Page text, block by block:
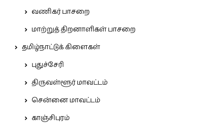
வணிகர் பாசறை
மாற்றுத் திறனாளிகள் பாசறை
தமிழ்நாட்டுக் கிளைகள்
புதுச்சேரி
திருவள்ளூர் மாவட்டம்
சென்னை மாவட்டம்
காஞ்சிபுரம்